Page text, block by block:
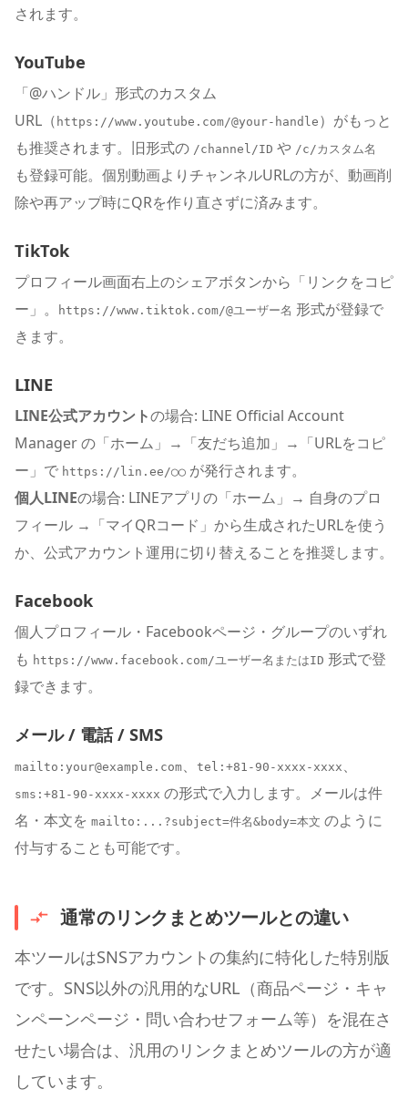
されます。
YouTube
「@ハンドル」形式のカスタム
URL（ https://www.youtube.com/@your-handle ）がもっと
も推奨されます。旧形式の /channel/ID や /c/カスタム名
も登録可能。個別動画よりチャンネルURLの方が、動画削
除や再アップ時にQRを作り直さずに済みます。
TikTok
プロフィール画面右上のシェアボタンから「リンクをコピ
ー」。
https://www.tiktok.com/@ユーザー名 形式が登録で
きます。
LINE
LINE公式アカウントの場合: LINE Official Account
Manager の「ホーム」→「友だち追加」→「URLをコピ
ー」で https://lin.ee/◯◯ が発行されます。
個人LINEの場合: LINEアプリの「ホーム」→ 自身のプロ
フィール →「マイQRコード」から生成されたURLを使う
か、公式アカウント運用に切り替えることを推奨します。
Facebook
個人プロフィール・Facebookページ・グループのいずれ
も https://www.facebook.com/ユーザー名またはID 形式で登
録できます。
メール / 電話 / SMS
mailto:your@example.com、 tel:+81-90-xxxx-xxxx 、
sms:+81-90-xxxx-xxxx の形式で入力します。メールは件
名・本文を mailto:...?subject=件名&body=本文 のように
付与することも可能です。
通常のリンクまとめツールとの違い
本ツールはSNSアカウントの集約に特化した特別版
です。SNS以外の汎用的なURL（商品ページ・キャ
ンペーンページ・問い合わせフォーム等）を混在さ
せたい場合は、汎用のリンクまとめツールの方が適
しています。